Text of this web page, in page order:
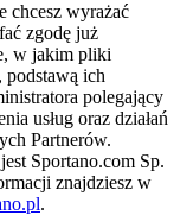
chcesz wyrażać
zgodę już
w jakim pliki
podstawą ich
polegający
usług oraz działań
Partnerów.
Sportano.com Sp.
znajdziesz w
.